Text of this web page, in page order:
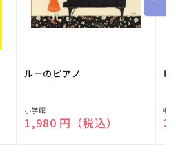
ルーのピアノ
販
売
小学館
通常価格
1,980 円（税込）
ピ
販
売
㈱